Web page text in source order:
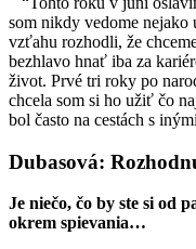
som nikdy vedome nejako
vzťahu rozhodli, že
bezhlavo hnať iba za
život. Prvé tri roky po
chcela som si ho užiť čo
bol často na cestách s
Dubasová:
Je niečo, čo by ste si od
okrem spievania…